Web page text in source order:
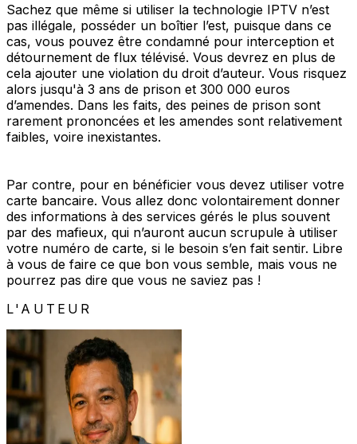
Sachez que même si utiliser la technologie IPTV n’est
pas illégale, posséder un boîtier l’est, puisque dans ce
cas, vous pouvez être condamné pour interception et
détournement de flux télévisé. Vous devrez en plus de
cela ajouter une violation du droit d’auteur. Vous risquez
alors jusqu'à 3 ans de prison et 300 000 euros
d’amendes. Dans les faits, des peines de prison sont
rarement prononcées et les amendes sont relativement
faibles, voire inexistantes.
Par contre, pour en bénéficier vous devez utiliser votre
carte bancaire. Vous allez donc volontairement donner
des informations à des services gérés le plus souvent
par des mafieux, qui n’auront aucun scrupule à utiliser
votre numéro de carte, si le besoin s’en fait sentir. Libre
à vous de faire ce que bon vous semble, mais vous ne
pourrez pas dire que vous ne saviez pas !
L'AUTEUR